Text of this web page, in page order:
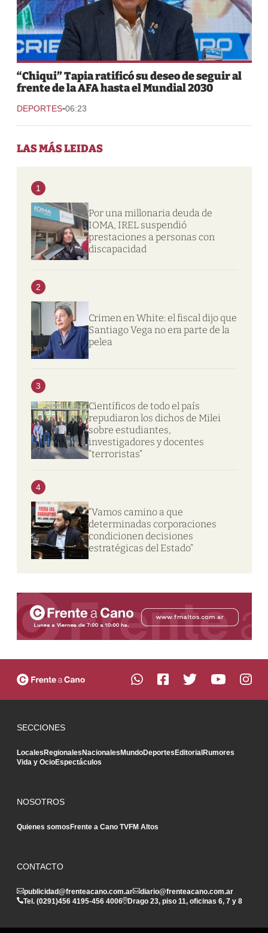
“Chiqui” Tapia ratificó su deseo de seguir al
frente de la AFA hasta el Mundial 2030
DEPORTES-06:23
LAS MÁS LEIDAS
1
Por una millonaria deuda de
IOMA, IREL suspendió
prestaciones a personas con
discapacidad
2
Crimen en White: el fiscal dijo que
Santiago Vega no era parte de la
pelea
3
Científicos de todo el país
repudiaron los dichos de Milei
sobre estudiantes,
investigadores y docentes
“terroristas”
4
“Vamos camino a que
determinadas corporaciones
condicionen decisiones
estratégicas del Estado”
SECCIONES
LocalesRegionalesNacionalesMundoDeportesEditorialRumores
Vida y OcioEspectáculos
NOSOTROS
Quienes somosFrente a Cano TVFM Altos
CONTACTO
publicidad@frenteacano.com.ar
diario@frenteacano.com.ar
Tel. (0291)456 4195-456 4006 Drago 23, piso 11, oficinas 6, 7 y 8